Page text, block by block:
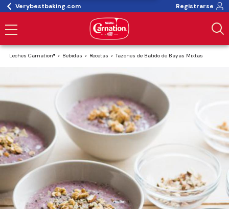
Verybestbaking.com Registrarse
Leches Carnation® Bebidas Recetas Tazones de Batido de Bayas Mixtas